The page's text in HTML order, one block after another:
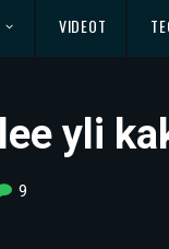
VIDEOT
yli
9